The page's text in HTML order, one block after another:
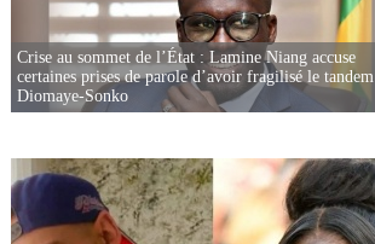
Crise au sommet de l’État : Lamine Niang accuse
certaines prises de parole d’avoir fragilisé le tandem
Diomaye-Sonko